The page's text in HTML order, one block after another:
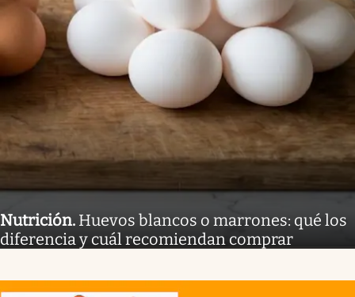
Nutrición. Huevos blancos o marrones: qué los
diferencia y cuál recomiendan comprar